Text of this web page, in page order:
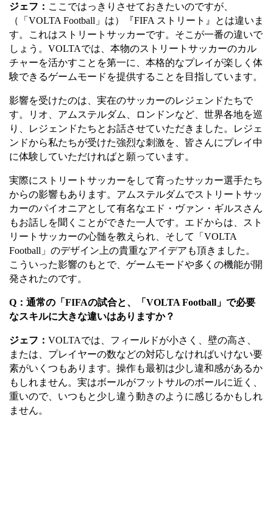
ジェフ： ここではっきりさせておきたいのですが、
（
「 VOLTA Football 」は）『FIFA ストリート』とは違いま
す。これはストリートサッカーです。そこが一番の違いで
しょう。 VOLTAでは、本物のストリートサッカーのカル
チャーを活かすことを第一に、本格的なプレイが楽しく体
験できるゲームモードを提供することを目指しています。
影響を受けたのは、実在のサッカーのレジェンドたちで
す。リオ、アムステルダム、ロンドンなど、世界各地を巡
り、レジェンドたちとお話させていただきました。レジェ
ンドから私たちが受けた強烈な刺激を、皆さんにプレイ中
に体験していただければと願っています。
実際にストリートサッカーをして育ったサッカー選手たち
からの影響もあります。アムステルダムでストリートサッ
カーのパイオニアとして有名なエド・ヴァン・ギルスさん
もお話しを聞くことができた一人です。エドからは、スト
リートサッカーの心髄を教えられ、そして
「 VOLTA
Football 」 のデザイン上の貴重なアイデアも頂きました。
こういった影響のもとで、ゲームモードや多くの機能が開
発されたのです。
Q ：通常の「 FIFAの試合と、 「 VOLTA Football 」 で必要
なスキルに大きな違いはありますか？
ジェフ： VOLTAでは、フィールドが小さく、壁の高さ、
または、プレイヤーの数などの対応しなければいけない要
素がいくつもあります。操作も最初は少し違和感があるか
もしれません。実はボールがフットサルのボールに近く、
重いので、いつもと少し違う動きのように感じるかもしれ
ません。